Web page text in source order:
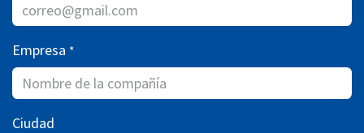
Empresa *
Ciudad